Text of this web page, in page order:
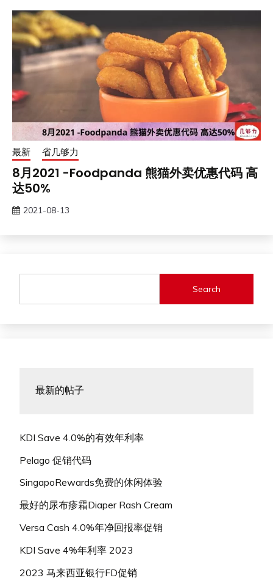
最新 省几够力
8月2021 -Foodpanda 熊猫外卖优惠代码 高
达50%
2021-08-13
Search
最新的帖子
KDI Save 4.0%的有效年利率
Pelago 促销代码
SingapoRewards免费的休闲体验
最好的尿布疹霜Diaper Rash Cream
Versa Cash 4.0%年净回报率促销
KDI Save 4%年利率 2023
2023 马来西亚银行FD促销